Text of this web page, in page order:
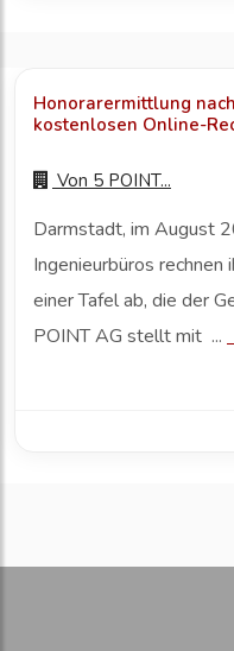
Honorarermittlung
kostenlosen Online-
Von 5 POINT...
Darmstadt, im August
Ingenieurbüros rechnen
einer Tafel ab, die der
POINT AG stellt mit ...